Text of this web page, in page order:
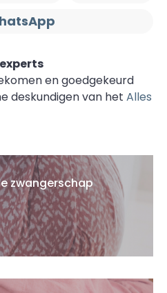
en goedgekeurd
deskundigen van het Alles
zwangerschap